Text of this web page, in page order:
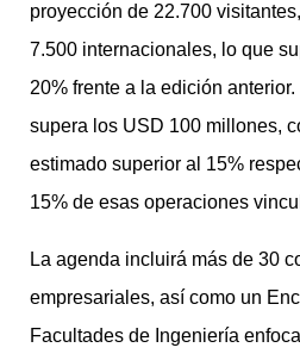
proyección de 22.700
7.500 internacionales, lo que
20% frente a la edición
supera los USD 100 millones,
estimado superior al 15%
15% de esas operaciones
La agenda incluirá más de 30
empresariales, así como un
Facultades de Ingeniería